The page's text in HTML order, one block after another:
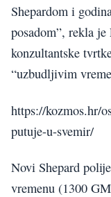
Shepardom i
posadom”, rekla
konzultantske
“uzbudljivim
https://kozmos.hr/
putuje-u-svemir/
Novi Shepard
vremenu (1300